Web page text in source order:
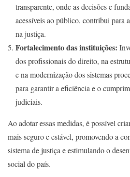
transparente, onde as decisões e
acessíveis ao público, contribui para
na justiça.
Fortalecimento das instituições:
dos profissionais do direito, na
e na modernização dos sistemas
para garantir a eficiência e o
judiciais.
Ao adotar essas medidas, é possível
mais seguro e estável, promovendo a
sistema de justiça e estimulando o
social do país.